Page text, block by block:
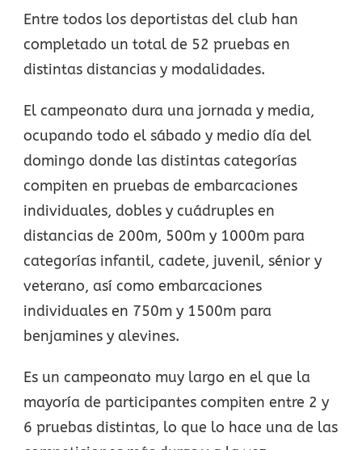
Entre todos los deportistas del club han
completado un total de 52 pruebas en
distintas distancias y modalidades.
El campeonato dura una jornada y media,
ocupando todo el sábado y medio día del
domingo donde las distintas categorías
compiten en pruebas de embarcaciones
individuales, dobles y cuádruples en
distancias de 200m, 500m y 1000m para
categorías infantil, cadete, juvenil, sénior y
veterano, así como embarcaciones
individuales en 750m y 1500m para
benjamines y alevines.
Es un campeonato muy largo en el que la
mayoría de participantes compiten entre 2 y
6 pruebas distintas, lo que lo hace una de las